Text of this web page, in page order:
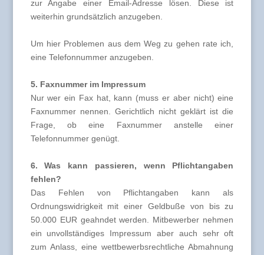
zur Angabe einer Email-Adresse lösen. Diese ist
weiterhin grundsätzlich anzugeben.
Um hier Problemen aus dem Weg zu gehen rate ich,
eine Telefonnummer anzugeben.
5. Faxnummer im Impressum
Nur wer ein Fax hat, kann (muss er aber nicht) eine
Faxnummer nennen. Gerichtlich nicht geklärt ist die
Frage, ob eine Faxnummer anstelle einer
Telefonnummer genügt.
6. Was kann passieren, wenn Pflichtangaben
fehlen?
Das Fehlen von Pflichtangaben kann als
Ordnungswidrigkeit mit einer Geldbuße von bis zu
50.000 EUR geahndet werden. Mitbewerber nehmen
ein unvollständiges Impressum aber auch sehr oft
zum Anlass, eine wettbewerbsrechtliche Abmahnung